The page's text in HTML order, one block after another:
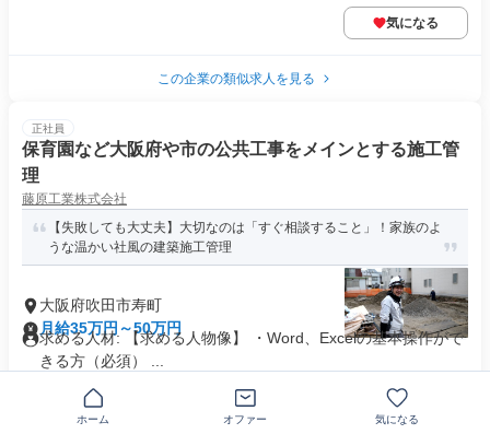
気になる
この企業の類似求人を見る
正社員
保育園など大阪府や市の公共工事をメインとする施工管
理
藤原工業株式会社
【失敗しても大丈夫】大切なのは「すぐ相談すること」！家族のよ
うな温かい社風の建築施工管理
大阪府吹田市寿町
月給35万円～50万円
求める人材: 【求める人物像】 ・Word、Excelの基本操作がで
きる方（必須） ...
ホーム オファー 気になる